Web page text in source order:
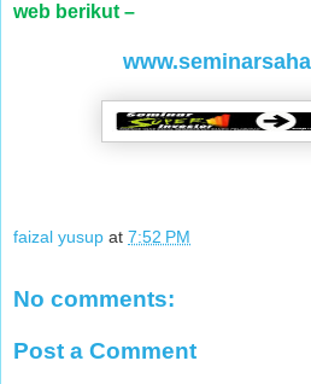
web berikut –
faizal yusup at 7:52 PM
No comments:
Post a Comment